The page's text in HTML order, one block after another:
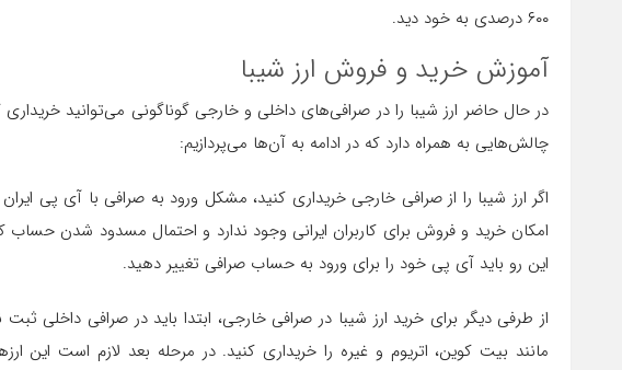
۶۰۰ درصدی به خود دید.
آموزش خرید و فروش ارز شیبا
در حال حاضر ارز شیبا را در صرافی‌های داخلی و خارجی گوناگونی می‌توانید خریداری
چالش‌هایی به همراه دارد که در ادامه به آن‌ها می‌پردازیم:
اگر ارز شیبا را از صرافی خارجی خریداری کنید، مشکل ورود به صرافی با آی پی
امکان خرید و فروش برای کاربران ایرانی وجود ندارد و احتمال مسدود شدن حساب
این رو باید آی پی خود را برای ورود به حساب صرافی تغییر دهید.
از طرفی دیگر برای خرید ارز شیبا در صرافی خارجی، ابتدا باید در صرافی داخلی
مانند بیت کوین، اتریوم و غیره را خریداری کنید. در مرحله بعد لازم است این